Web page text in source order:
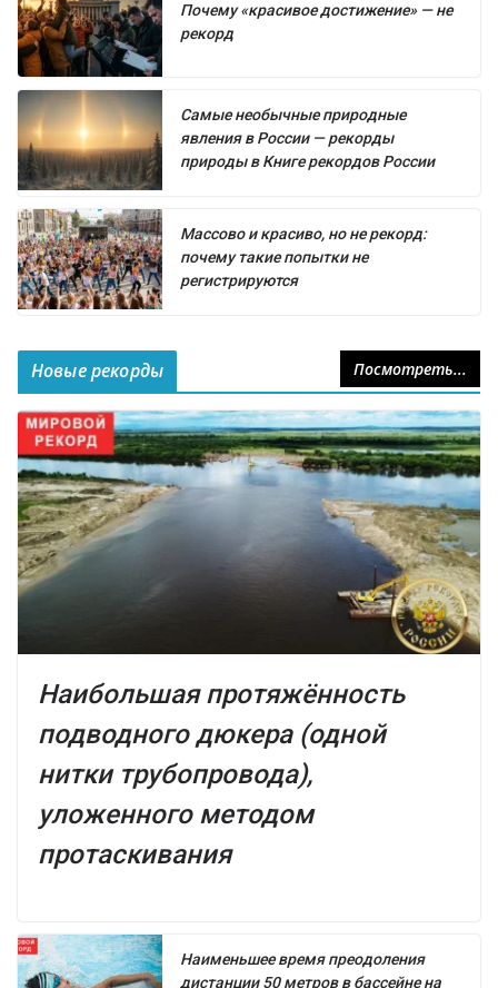
Почему «красивое достижение» — не
рекорд
Самые необычные природные
явления в России — рекорды
природы в Книге рекордов России
Массово и красиво, но не рекорд:
почему такие попытки не
регистрируются
Новые рекорды Посмотреть...
Наибольшая протяжённость
подводного дюкера (одной
нитки трубопровода),
уложенного методом
протаскивания
Наименьшее время преодоления
дистанции 50 метров в бассейне на